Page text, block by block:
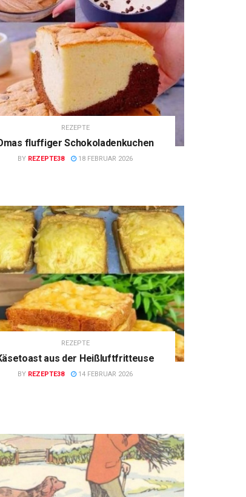
REZEPTE
fluffiger Schokoladenkuchen
BY REZEPTE38 18 FEBRUAR 2026
REZEPTE
aus der Heißluftfritteuse
BY REZEPTE38 14 FEBRUAR 2026